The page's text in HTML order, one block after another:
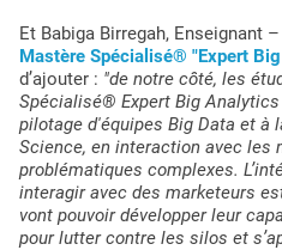
Et Babiga Birregah, Enseignant
Mastère Spécialisé® "Expert
d’ajouter : "de notre côté, les
Spécialisé® Expert Big
pilotage d'équipes Big Data et à
Science, en interaction avec les
problématiques complexes.
interagir avec des marketeurs
vont pouvoir développer leur
pour lutter contre les silos et